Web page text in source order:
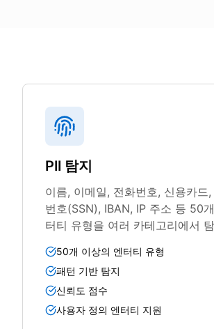
PII 탐지
이름, 이메일, 전화번호, 신용카드
번호(SSN), IBAN, IP 주소 등 50
터티 유형을 여러 카테고리에서
50개 이상의 엔터티 유형
패턴 기반 탐지
신뢰도 점수
사용자 정의 엔터티 지원